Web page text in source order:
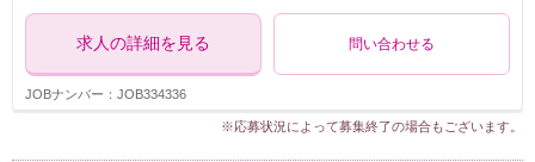
求人の詳細を見る 問い合わせる
JOBナンバー：JOB334336
※応募状況によって募集終了の場合もございます。